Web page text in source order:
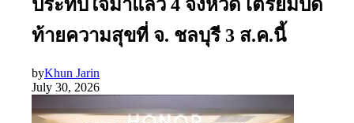
ประทับใจมาแล้ว 4 จังหวัด เตรียมปิด
ท้ายความสุขที่ จ. ชลบุรี 3 ส.ค.นี้
byKhun Jarin
July 30, 2026